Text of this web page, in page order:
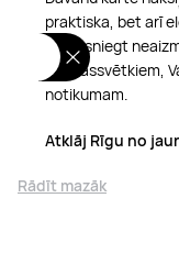
praktiska, bet arī
vēlmi sniegt
Ziemassvētkiem,
notikumam.
Atklāj Rīgu no
Rādīt mazāk